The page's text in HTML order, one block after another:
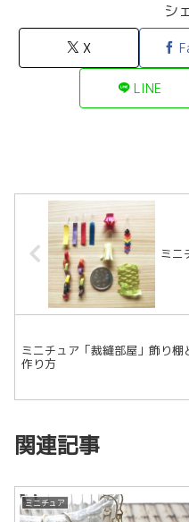
シ
X
LINE
ミニ
ミニチュア「裁縫部屋」飾り棚
作り方
関連記事
ミニチュア